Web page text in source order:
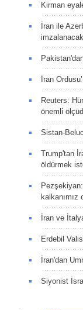
Kirman
İran ile
imzalanacak
İran
Reuters:
önemli
Sistan-
Trump'tan
öldürmek
kalkanımız
İran ve
Erdebil
İran'dan
Siyonist